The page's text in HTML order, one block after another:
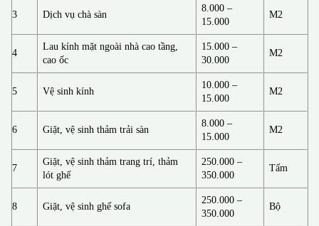
3 Dịch vụ chà sàn
8.000 –
15.000
M2
4
Lau kính mặt ngoài nhà cao tầng,
cao ốc
15.000 –
30.000
M2
5 Vệ sinh kính
10.000 –
15.000
M2
6 Giặt, vệ sinh thảm trải sàn
8.000 –
15.000
M2
7
Giặt, vệ sinh thảm trang trí, thảm
lót ghế
250.000 –
350.000
Tấm
8 Giặt, vệ sinh ghế sofa
250.000 –
350.000
Bộ